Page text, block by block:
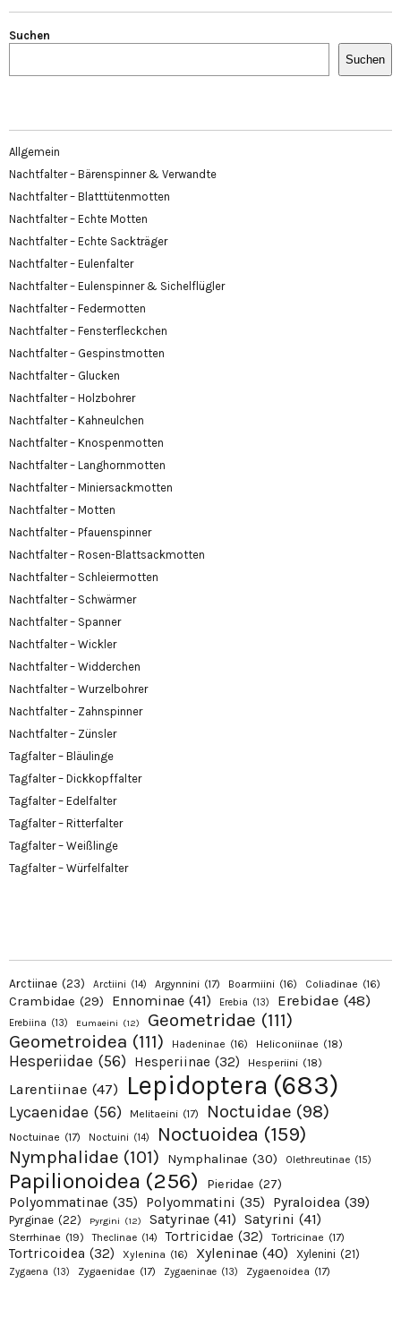
Suchen
Suchen
Allgemein
Nachtfalter – Bärenspinner & Verwandte
Nachtfalter – Blatttütenmotten
Nachtfalter – Echte Motten
Nachtfalter – Echte Sackträger
Nachtfalter – Eulenfalter
Nachtfalter – Eulenspinner & Sichelflügler
Nachtfalter – Federmotten
Nachtfalter – Fensterfleckchen
Nachtfalter – Gespinstmotten
Nachtfalter – Glucken
Nachtfalter – Holzbohrer
Nachtfalter – Kahneulchen
Nachtfalter – Knospenmotten
Nachtfalter – Langhornmotten
Nachtfalter – Miniersackmotten
Nachtfalter – Motten
Nachtfalter – Pfauenspinner
Nachtfalter – Rosen-Blattsackmotten
Nachtfalter – Schleiermotten
Nachtfalter – Schwärmer
Nachtfalter – Spanner
Nachtfalter – Wickler
Nachtfalter – Widderchen
Nachtfalter – Wurzelbohrer
Nachtfalter – Zahnspinner
Nachtfalter – Zünsler
Tagfalter – Bläulinge
Tagfalter – Dickkopffalter
Tagfalter – Edelfalter
Tagfalter – Ritterfalter
Tagfalter – Weißlinge
Tagfalter – Würfelfalter
Arctiinae (23) Arctiini (14) Argynnini (17) Boarmiini (16) Coliadinae (16)
Crambidae (29) Ennominae (41) Erebia (13) Erebidae (48)
Erebiina (13) Eumaeini (12) Geometridae (111)
Geometroidea (111) Hadeninae (16) Heliconiinae (18)
Hesperiidae (56) Hesperiinae (32) Hesperiini (18)
Larentiinae (47) Lepidoptera (683)
Lycaenidae (56) Melitaeini (17) Noctuidae (98)
Noctuinae (17) Noctuini (14) Noctuoidea (159)
Nymphalidae (101) Nymphalinae (30) Olethreutinae (15)
Papilionoidea (256) Pieridae (27)
Polyommatinae (35) Polyommatini (35) Pyraloidea (39)
Pyrginae (22) Pyrgini (12) Satyrinae (41) Satyrini (41)
Sterrhinae (19) Theclinae (14) Tortricidae (32) Tortricinae (17)
Tortricoidea (32) Xylenina (16) Xyleninae (40) Xylenini (21)
Zygaena (13) Zygaenidae (17) Zygaeninae (13) Zygaenoidea (17)